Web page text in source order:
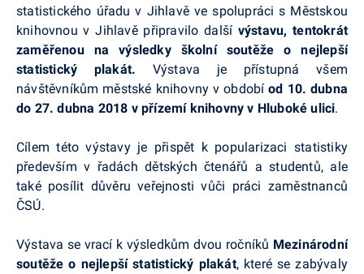
statistického úřadu v Jihlavě ve spolupráci s Městskou
knihovnou v Jihlavě připravilo další výstavu, tentokrát
zaměřenou na výsledky školní soutěže o nejlepší
statistický plakát. Výstava je přístupná všem
návštěvníkům městské knihovny v obdobíod 10. dubna
do 27. dubna 2018 v přízemí knihovny v Hluboké ulici.
Cílem této výstavy je přispět k popularizaci statistiky
především v řadách dětských čtenářů a studentů, ale
také posílit důvěru veřejnosti vůči práci zaměstnanců
ČSÚ.
Výstava se vrací k výsledkům dvou ročníků Mezinárodní
soutěže o nejlepší statistický plakát, které se zabývaly